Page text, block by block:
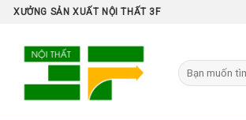
Skip
content
XƯỞNG SẢN XUẤT NỘI THẤT 3F
Tìm
kiếm: